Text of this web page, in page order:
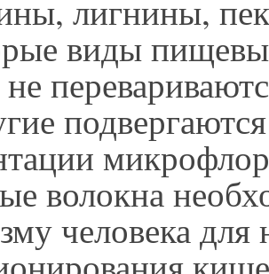
лигнины,
виды
волокна
человека для